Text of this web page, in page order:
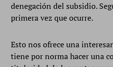
denegación del subsidio.
primera vez que ocurre.
Esto nos ofrece una
tiene por norma hacer una